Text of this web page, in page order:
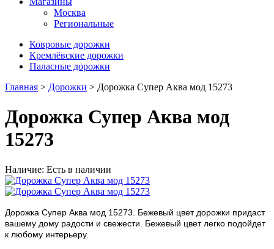
Москва
Региональные
Ковровые дорожки
Кремлёвские дорожки
Паласные дорожки
Главная > Дорожки > Дорожка Супер Аква мод 15273
Дорожка Супер Аква мод
15273
Наличие: Есть в наличии
Дорожка Супер Аква мод 15273. Бежевый цвет дорожки придаст
вашему дому радости и свежести. Бежевый цвет легко подойдет
к любому интерьеру.